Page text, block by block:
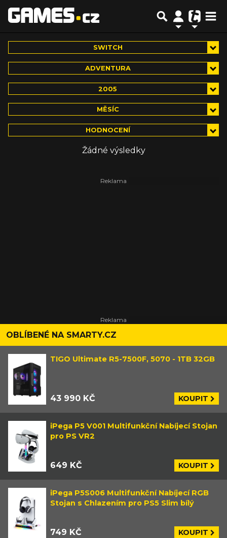
SWITCH
ADVENTURA
2005
MĚSÍC
HODNOCENÍ
Žádné výsledky
OBLÍBENÉ NA SMARTY.CZ
TIGO Ultimate R5-7500F, 5070 - 1TB 32GB
43 990 KČ KOUPIT
iPega P5 V001 Multifunkční Nabíjecí Stojan
pro PS VR2
649 KČ KOUPIT
iPega P5S006 Multifunkční Nabíjecí RGB
Stojan s Chlazením pro PS5 Slim bílý
749 KČ KOUPIT